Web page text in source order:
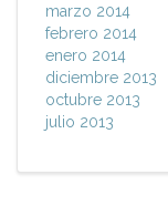
marzo 2014
febrero 2014
enero 2014
diciembre 2013
octubre 2013
julio 2013